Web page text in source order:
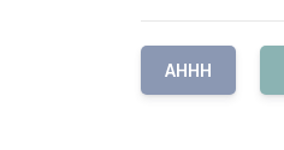
AHHH